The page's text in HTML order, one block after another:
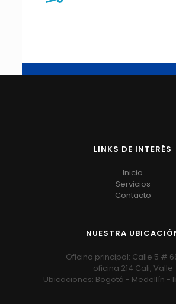
LINKS DE INTERÉS
Inicio
Servicios
Contacto
NUESTRA
Oficina principal: Calle 5 #
oficina 214 Cali, Valle
Ubicaciones: Bogotá - Medellín -